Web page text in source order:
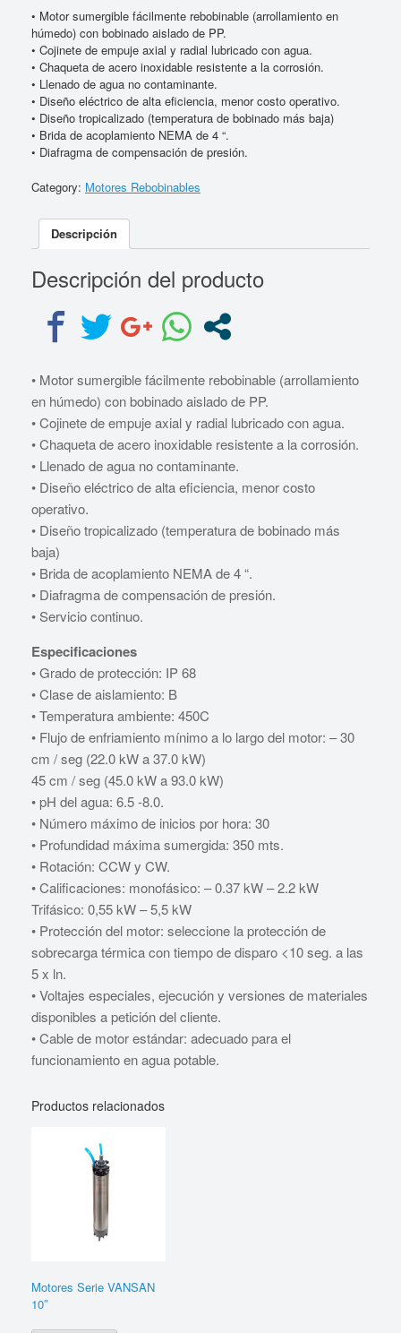
• Motor sumergible fácilmente rebobinable (arrollamiento en
húmedo) con bobinado aislado de PP.
• Cojinete de empuje axial y radial lubricado con agua.
• Chaqueta de acero inoxidable resistente a la corrosión.
• Llenado de agua no contaminante.
• Diseño eléctrico de alta eficiencia, menor costo operativo.
• Diseño tropicalizado (temperatura de bobinado más baja)
• Brida de acoplamiento NEMA de 4 “.
• Diafragma de compensación de presión.
Category: Motores Rebobinables
Descripción
Descripción del producto
• Motor sumergible fácilmente rebobinable (arrollamiento
en húmedo) con bobinado aislado de PP.
• Cojinete de empuje axial y radial lubricado con agua.
• Chaqueta de acero inoxidable resistente a la corrosión.
• Llenado de agua no contaminante.
• Diseño eléctrico de alta eficiencia, menor costo
operativo.
• Diseño tropicalizado (temperatura de bobinado más
baja)
• Brida de acoplamiento NEMA de 4 “.
• Diafragma de compensación de presión.
• Servicio continuo.
Especificaciones
• Grado de protección: IP 68
• Clase de aislamiento: B
• Temperatura ambiente: 450C
• Flujo de enfriamiento mínimo a lo largo del motor: – 30
cm / seg (22.0 kW a 37.0 kW)
45 cm / seg (45.0 kW a 93.0 kW)
• pH del agua: 6.5 -8.0.
• Número máximo de inicios por hora: 30
• Profundidad máxima sumergida: 350 mts.
• Rotación: CCW y CW.
• Calificaciones: monofásico: – 0.37 kW – 2.2 kW
Trifásico: 0,55 kW – 5,5 kW
• Protección del motor: seleccione la protección de
sobrecarga térmica con tiempo de disparo <10 seg. a las
5 x ln.
• Voltajes especiales, ejecución y versiones de materiales
disponibles a petición del cliente.
• Cable de motor estándar: adecuado para el
funcionamiento en agua potable.
Productos relacionados
Motores Serie VANSAN
10″